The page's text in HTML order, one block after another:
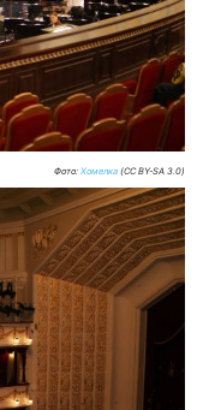
Фото: Хомелка (CC BY-SA 3.0)